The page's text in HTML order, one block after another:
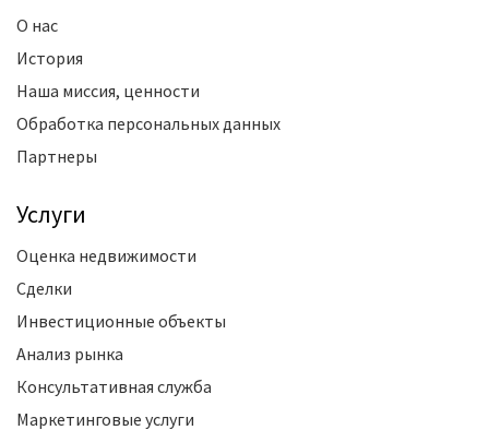
О нас
История
Наша миссия, ценности
Обработка персональных данных
Партнеры
Услуги
Оценка недвижимости
Сделки
Инвестиционные объекты
Анализ рынка
Консультативная служба
Маркетинговые услуги